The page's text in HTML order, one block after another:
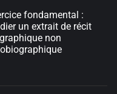
fondamental :
un extrait de récit
non